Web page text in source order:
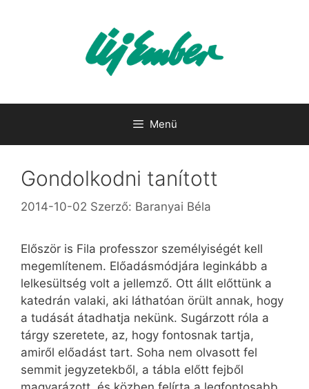
Menü
Gondolkodni tanított
2014-10-02 Szerző: Baranyai Béla
Először is Fila professzor személyiségét kell
megemlítenem. Előadásmódjára leginkább a
lelkesültség volt a jellemző. Ott állt előttünk a
katedrán valaki, aki láthatóan örült annak, hogy
a tudását átadhatja nekünk. Sugárzott róla a
tárgy szeretete, az, hogy fontosnak tartja,
amiről előadást tart. Soha nem olvasott fel
semmit jegyzetekből, a tábla előtt fejből